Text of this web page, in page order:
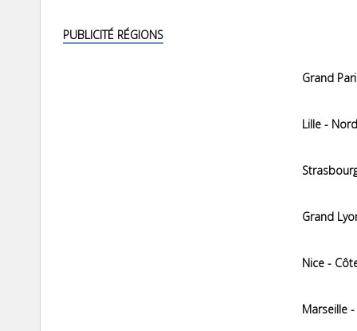
PUBLICITÉ RÉGIONS
Grand
Lille - Nord
Grand
Nice -
Marseille